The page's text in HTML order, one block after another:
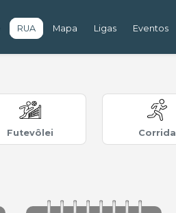
RUA Mapa Ligas Eventos
Futevôlei Corrida